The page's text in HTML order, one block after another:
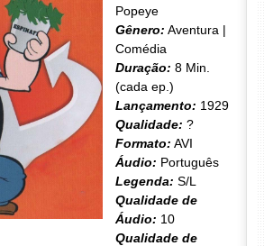
Popeye
Gênero: Aventura |
Comédia
Duração: 8 Min.
(cada ep.)
Lançamento: 1929
Qualidade: ?
Formato: AVI
Áudio: Português
Legenda: S/L
Qualidade de
Áudio: 10
Qualidade de